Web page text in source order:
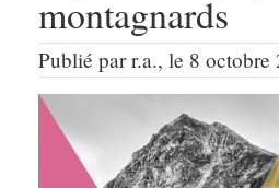
montagnards
Publié par r.a., le 8